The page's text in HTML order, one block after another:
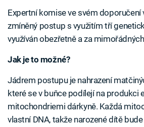
Expertní komise ve svém doporučení
zmíněný postup s využitím tří
využíván obezřetně a za
Jak je to možné?
Jádrem postupu je nahrazení
které se v buňce podílejí na produkci
mitochondriemi dárkyně. Každá
vlastní DNA, takže narozené dítě